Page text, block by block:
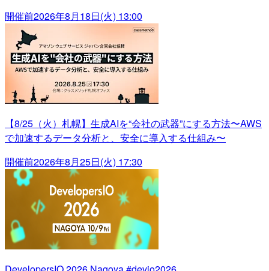
開催前2026年8月18日(火) 13:00
【8/25（火）札幌】生成AIを“会社の武器”にする方法〜AWS
で加速するデータ分析と、安全に導入する仕組み〜
開催前2026年8月25日(火) 17:30